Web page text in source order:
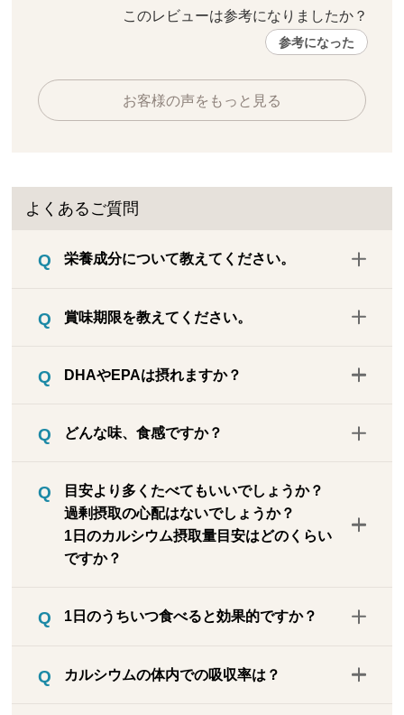
このレビューは参考になりましたか？
参考になった
お客様の声をもっと見る
よくあるご質問
栄養成分について教えてください。
賞味期限を教えてください。
です。お客様のお手元に届く商品の賞味期
で5カ月未満になります。具体的な期限
確認ください。
DHAやEPAは摂れますか？
mgです。※日本食品標準成分表のデータか
どんな味、食感ですか？
味わえます。合成保存料・着色料などの添
加物は一切使用せず、塩分も加えておりま
せん。サクサクパリパリとした食感です
が、おせんべいのような乾いた固い食感で
がします。薄いので舌を少し押し当てるだ
後味に独特の清涼感、しいたけや牡蠣は旨
目安より多くたべてもいいでしょうか？
過剰摂取の心配はないでしょうか？
1日のカルシウム摂取量目安はどのくらい
ですか？
にくい栄養素で、食品として摂取された量
（例：牛乳などの乳製品で約30～40%の吸
1日のうちいつ食べると効果的ですか？
ルシウムは毎日摂る必要がありますので、
カルシウムの体内での吸収率は？